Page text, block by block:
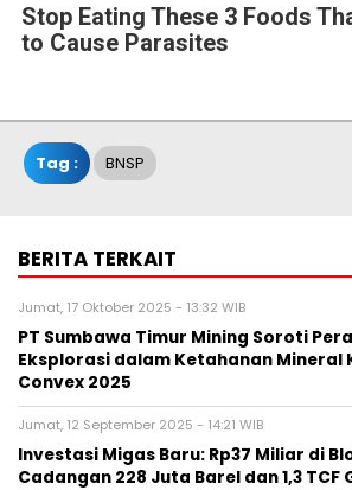
Stop Eating These 3 Foods
to Cause Parasites
Tag : BNSP
BERITA TERKAIT
Jumat, 17 Oktober 2025 - 13:32 WIB
PT Sumbawa Timur Mining Soroti
Eksplorasi dalam Ketahanan Mineral
Convex 2025
Jumat, 12 September 2025 - 14:21 WIB
Investasi Migas Baru: Rp37 Miliar di
Cadangan 228 Juta Barel dan 1,3 TCF